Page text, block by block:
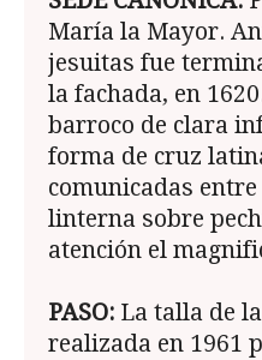
María la Mayor.
jesuitas fue
la fachada, en
barroco de clara
forma de cruz
comunicadas
linterna sobre
atención el
PASO: La talla de
realizada en 1961